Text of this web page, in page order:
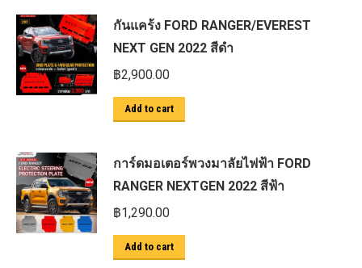
กันแคร้ง FORD RANGER/EVEREST
NEXT GEN 2022 สีดำ
฿2,900.00
Add to cart
การ์ดมอเตอร์พวงมาลัยไฟฟ้า FORD
RANGER NEXTGEN 2022 สีฟ้า
฿1,290.00
Add to cart